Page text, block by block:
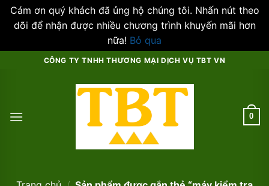
Cám ơn quý khách đã ủng hộ chúng tôi. Nhấn nút theo
dõi để nhận được nhiều chương trình khuyến mãi hơn
nữa! Bỏ qua
CÔNG TY TNHH THƯƠNG MẠI DỊCH VỤ TBT VN
0